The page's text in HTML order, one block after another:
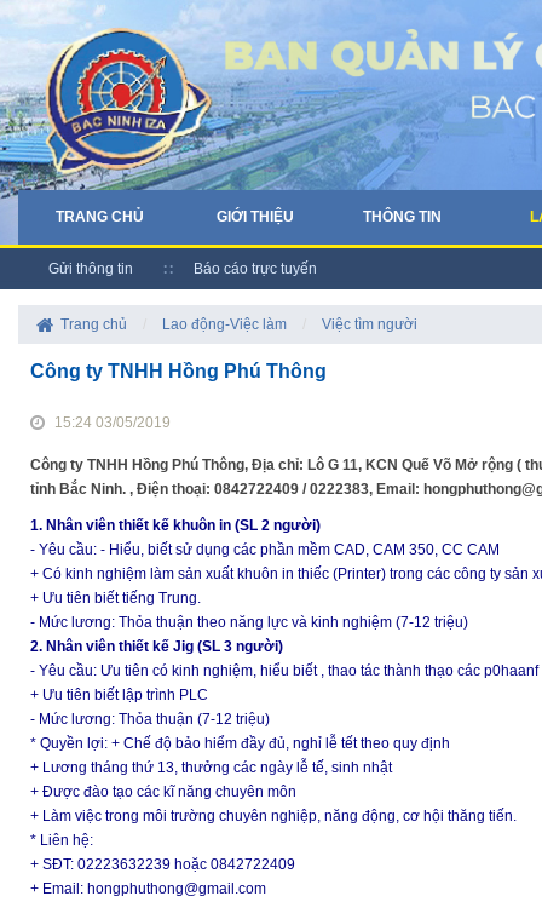
TRANG CHỦ GIỚI THIỆU THÔNG TIN
Gửi thông tin Báo cáo trực tuyến
Trang chủ Lao động-Việc làm Việc tìm người
Công ty TNHH Hồng Phú Thông
15:24 03/05/2019
Công ty TNHH Hồng Phú Thông, Địa chỉ: Lô G 11, KCN Quế Võ Mở rộng (
tỉnh Bắc Ninh. , Điện thoại: 0842722409 / 0222383, Email:
1. Nhân viên thiết kế khuôn in (SL 2 người)
- Yêu cầu: - Hiểu, biết sử dụng các phần mềm CAD, CAM 350, CC CAM
+ Có kinh nghiệm làm sản xuất khuôn in thiếc (Printer) trong các công ty sản
+ Ưu tiên biết tiếng Trung.
- Mức lương: Thỏa thuận theo năng lực và kinh nghiệm (7-12 triệu)
2. Nhân viên thiết kế Jig (SL 3 người)
- Yêu cầu: Ưu tiên có kinh nghiệm, hiểu biết , thao tác thành thạo các
+ Ưu tiên biết lập trình PLC
- Mức lương: Thỏa thuận (7-12 triệu)
* Quyền lợi: + Chế độ bảo hiểm đầy đủ, nghỉ lễ tết theo quy định
+ Lương tháng thứ 13, thưởng các ngày lễ tế, sinh nhật
+ Được đào tạo các kĩ năng chuyên môn
+ Làm việc trong môi trường chuyên nghiệp, năng động, cơ hội thăng tiến.
* Liên hệ:
+ SĐT: 02223632239 hoặc 0842722409
+ Email: hongphuthong@gmail.com